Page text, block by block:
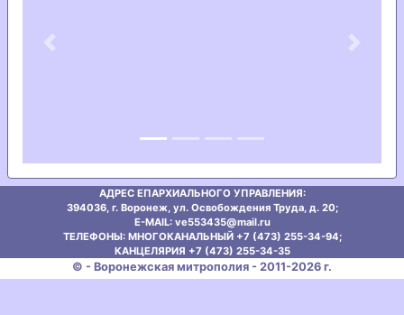
Previous Next
АДРЕС ЕПАРХИАЛЬНОГО УПРАВЛЕНИЯ:
394036, г. Воронеж, ул. Освобождения Труда, д. 20;
E-MAIL: ve553435@mаil.ru
ТЕЛЕФОНЫ: МНОГОКАНАЛЬНЫЙ +7 (473) 255-34-94;
КАНЦЕЛЯРИЯ +7 (473) 255-34-35
© - Воронежская митрополия - 2011-2026 г.